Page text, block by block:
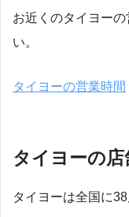
お近くのタイヨー
い。
タイヨーの営業時間
タイヨーの店
タイヨーは全国に38